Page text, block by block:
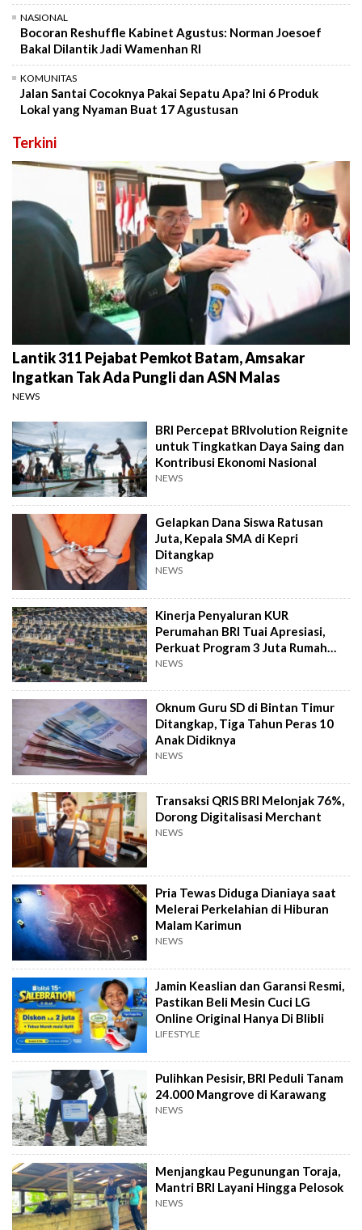
NASIONAL
Bocoran Reshuffle Kabinet Agustus: Norman Joesoef
Bakal Dilantik Jadi Wamenhan RI
KOMUNITAS
Jalan Santai Cocoknya Pakai Sepatu Apa? Ini 6 Produk
Lokal yang Nyaman Buat 17 Agustusan
Terkini
Lantik 311 Pejabat Pemkot Batam, Amsakar
Ingatkan Tak Ada Pungli dan ASN Malas
NEWS
BRI Percepat BRIvolution Reignite
untuk Tingkatkan Daya Saing dan
Kontribusi Ekonomi Nasional
NEWS
Gelapkan Dana Siswa Ratusan
Juta, Kepala SMA di Kepri
Ditangkap
NEWS
Kinerja Penyaluran KUR
Perumahan BRI Tuai Apresiasi,
Perkuat Program 3 Juta Rumah
Pemerintah
NEWS
Oknum Guru SD di Bintan Timur
Ditangkap, Tiga Tahun Peras 10
Anak Didiknya
NEWS
Transaksi QRIS BRI Melonjak 76%,
Dorong Digitalisasi Merchant
NEWS
Pria Tewas Diduga Dianiaya saat
Melerai Perkelahian di Hiburan
Malam Karimun
NEWS
Jamin Keaslian dan Garansi Resmi,
Pastikan Beli Mesin Cuci LG
Online Original Hanya Di Blibli
LIFESTYLE
Pulihkan Pesisir, BRI Peduli Tanam
24.000 Mangrove di Karawang
NEWS
Menjangkau Pegunungan Toraja,
Mantri BRI Layani Hingga Pelosok
NEWS